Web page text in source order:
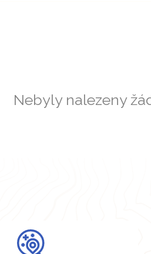
Nebyly nalezeny